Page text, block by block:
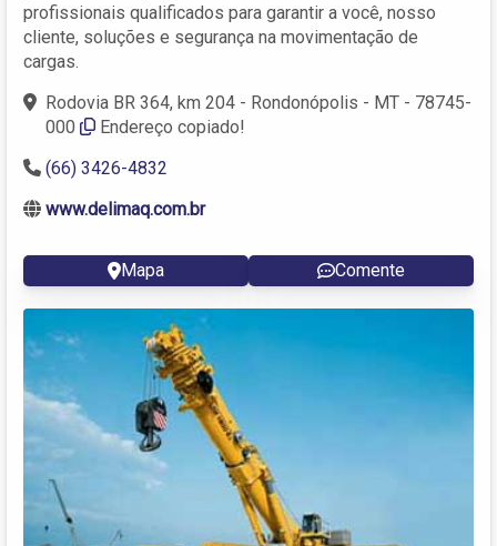
profissionais qualificados para garantir a você, nosso
cliente, soluções e segurança na movimentação de
cargas.
Rodovia BR 364, km 204 - Rondonópolis - MT - 78745-
000
Endereço copiado!
(66) 3426-4832
www.delimaq.com.br
Mapa Comente